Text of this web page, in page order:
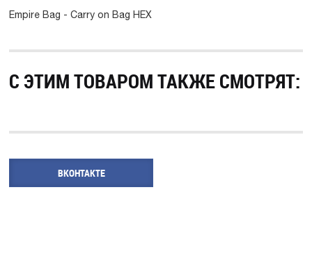
Empire Bag - Carry on Bag HEX
С ЭТИМ ТОВАРОМ ТАКЖЕ СМОТРЯТ:
ВКОНТАКТЕ